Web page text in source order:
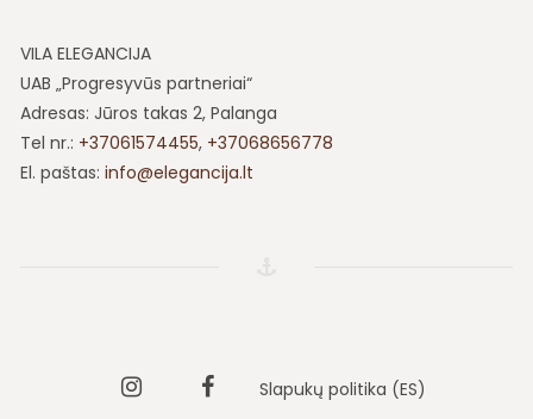
VILA ELEGANCIJA
UAB „Progresyvūs partneriai“
Adresas: Jūros takas 2, Palanga